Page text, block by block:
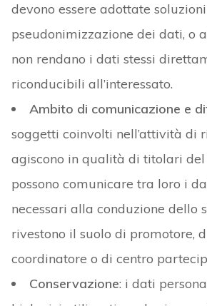
devono essere adottate
pseudonimizzazione dei dati, o
non rendano i dati stessi
riconducibili all’interessato.
Ambito di comunicazione e
soggetti coinvolti nell’attività di
agiscono in qualità di titolari
possono comunicare tra loro i
necessari alla conduzione dello
rivestono il suolo di promotore,
coordinatore o di centro
Conservazione: i dati